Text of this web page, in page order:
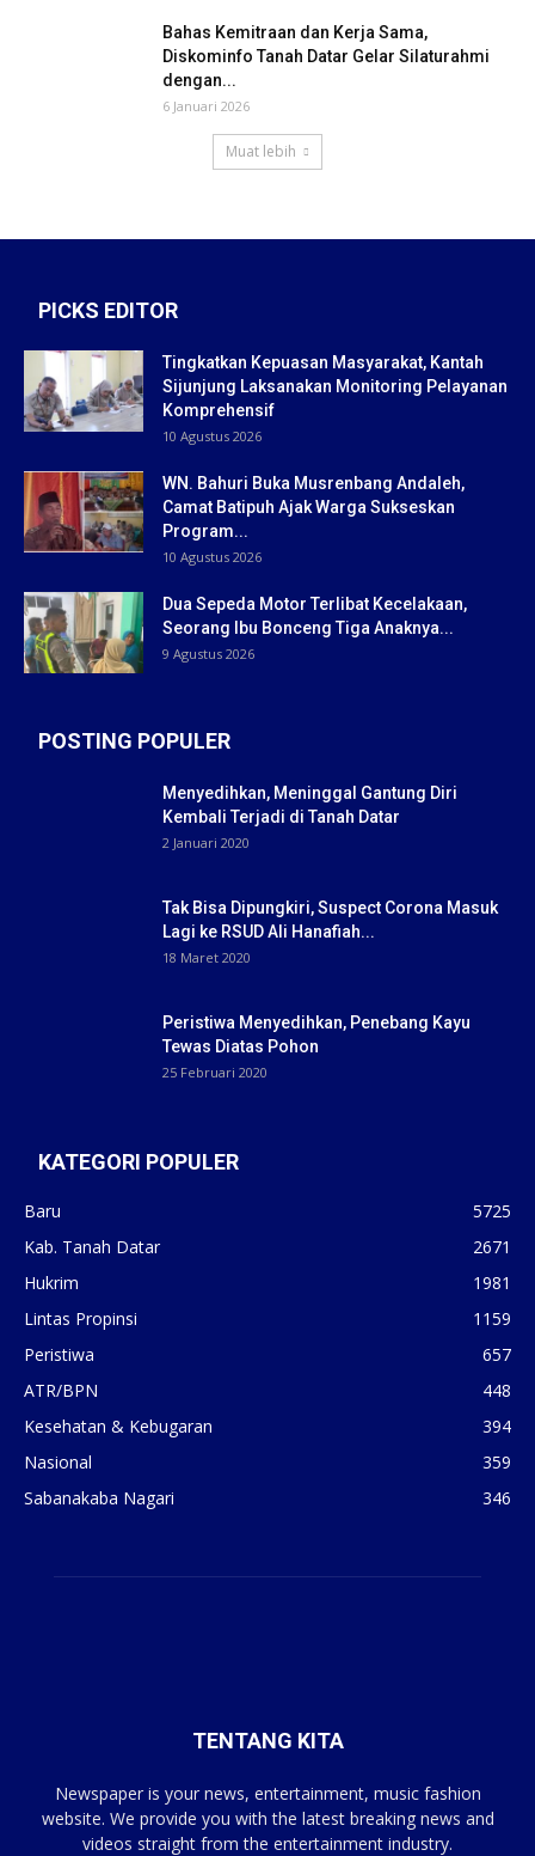
Bahas Kemitraan dan Kerja Sama,
Diskominfo Tanah Datar Gelar Silaturahmi
dengan...
6 Januari 2026
Muat lebih
PICKS EDITOR
Tingkatkan Kepuasan Masyarakat, Kantah
Sijunjung Laksanakan Monitoring Pelayanan
Komprehensif
10 Agustus 2026
WN. Bahuri Buka Musrenbang Andaleh,
Camat Batipuh Ajak Warga Sukseskan
Program...
10 Agustus 2026
Dua Sepeda Motor Terlibat Kecelakaan,
Seorang Ibu Bonceng Tiga Anaknya...
9 Agustus 2026
POSTING POPULER
Menyedihkan, Meninggal Gantung Diri
Kembali Terjadi di Tanah Datar
2 Januari 2020
Tak Bisa Dipungkiri, Suspect Corona Masuk
Lagi ke RSUD Ali Hanafiah...
18 Maret 2020
Peristiwa Menyedihkan, Penebang Kayu
Tewas Diatas Pohon
25 Februari 2020
KATEGORI POPULER
Baru
5725
Kab. Tanah Datar
2671
Hukrim
1981
Lintas Propinsi
1159
Peristiwa
657
ATR/BPN
448
Kesehatan & Kebugaran
394
Nasional
359
Sabanakaba Nagari
346
TENTANG KITA
Newspaper is your news, entertainment, music fashion
website. We provide you with the latest breaking news and
videos straight from the entertainment industry.